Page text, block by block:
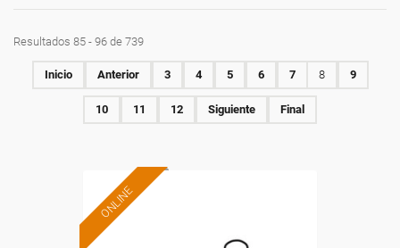
Resultados 85 - 96 de 739
Inicio Anterior 3 4 5 6 7 8 9
10 11 12 Siguiente Final
ONLINE